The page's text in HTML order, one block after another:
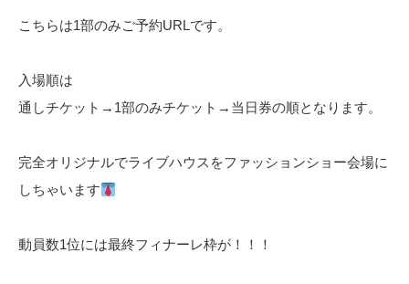
こちらは1部のみご予約URLです。
入場順は
通しチケット→1部のみチケット→当日券の順となります。
完全オリジナルでライブハウスをファッションショー会場に
しちゃいます
動員数1位には最終フィナーレ枠が！！！